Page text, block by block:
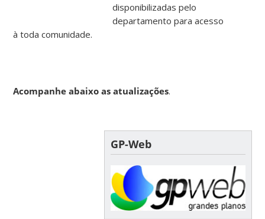
disponibilizadas pelo
departamento para acesso
à toda comunidade.
Acompanhe abaixo as atualizações.
GP-Web